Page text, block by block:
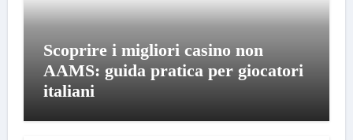
Scoprire i migliori casino non
AAMS: guida pratica per giocatori
italiani